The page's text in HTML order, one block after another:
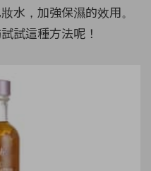
水，加強保濕的效用。
試這種方法呢！